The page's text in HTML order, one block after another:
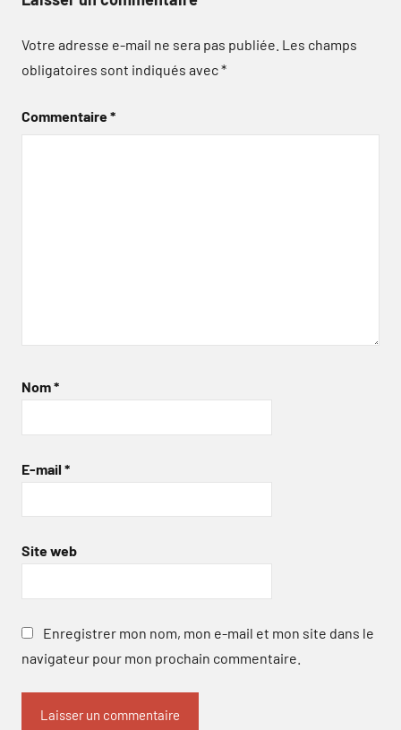
Votre adresse e-mail ne sera pas publiée. Les champs
obligatoires sont indiqués avec*
Commentaire*
Nom*
E-mail *
Site web
Enregistrer mon nom, mon e-mail et mon site dans le
navigateur pour mon prochain commentaire.